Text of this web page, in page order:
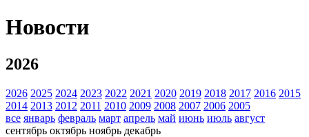
Новости
2026
2026 2025 2024 2023 2022 2021 2020 2019 2018 2017 2016 2015
2014 2013 2012 2011 2010 2009 2008 2007 2006 2005
все январь февраль март апрель май июнь июль август
сентябрь октябрь ноябрь декабрь